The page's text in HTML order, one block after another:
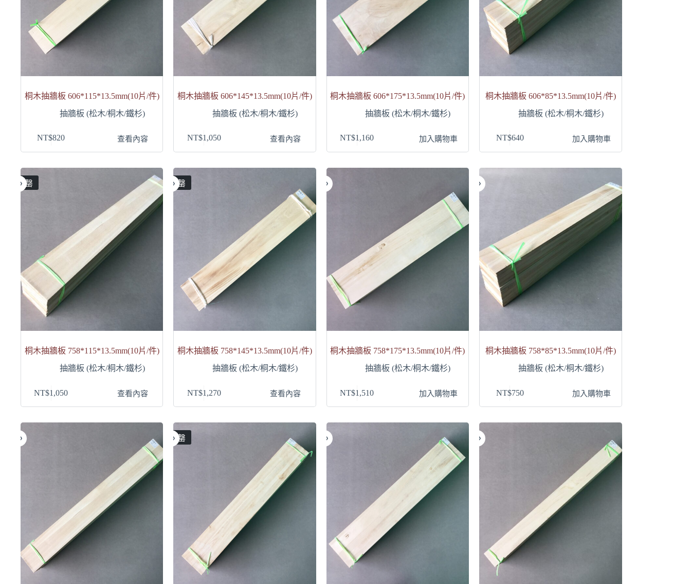
桐木抽牆板 606*115*13.5mm(10片/件)
抽牆板 (松木/桐木/鐵杉)
NT$820 查看內容
桐木抽牆板 606*145*13.5mm(10片/件)
抽牆板 (松木/桐木/鐵杉)
NT$1,050 查看內容
桐木抽牆板 606*175*13.5mm(10片/件)
抽牆板 (松木/桐木/鐵杉)
NT$1,160 加入購物車
桐木抽牆板 606*85*13.5mm(10片/件)
抽牆板 (松木/桐木/鐵杉)
NT$640 加入購物車
售罄
桐木抽牆板 758*115*13.5mm(10片/件)
抽牆板 (松木/桐木/鐵杉)
NT$1,050 查看內容
售罄
桐木抽牆板 758*145*13.5mm(10片/件)
抽牆板 (松木/桐木/鐵杉)
NT$1,270 查看內容
桐木抽牆板 758*175*13.5mm(10片/件)
抽牆板 (松木/桐木/鐵杉)
NT$1,510 加入購物車
桐木抽牆板 758*85*13.5mm(10片/件)
抽牆板 (松木/桐木/鐵杉)
NT$750 加入購物車
售罄